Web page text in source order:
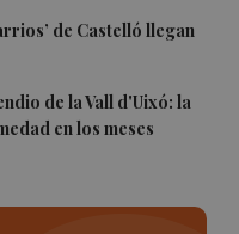
de Castelló llegan
de la Vall d'Uixó: la
en los meses